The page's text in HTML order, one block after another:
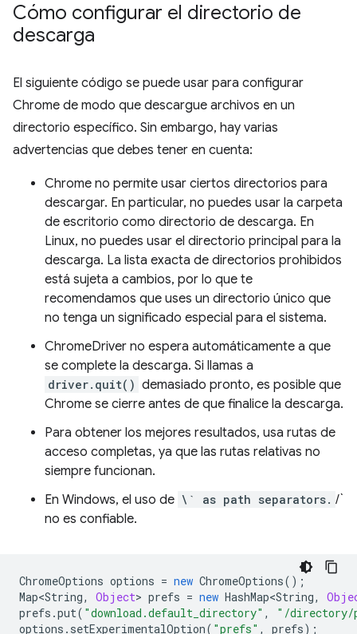
Cómo configurar el directorio de
descarga
El siguiente código se puede usar para configurar
Chrome de modo que descargue archivos en un
directorio específico. Sin embargo, hay varias
advertencias que debes tener en cuenta:
Chrome no permite usar ciertos directorios para
descargar. En particular, no puedes usar la carpeta
de escritorio como directorio de descarga. En
Linux, no puedes usar el directorio principal para la
descarga. La lista exacta de directorios prohibidos
está sujeta a cambios, por lo que te
recomendamos que uses un directorio único que
no tenga un significado especial para el sistema.
ChromeDriver no espera automáticamente a que
se complete la descarga. Si llamas a
driver.quit() demasiado pronto, es posible que
Chrome se cierre antes de que finalice la descarga.
Para obtener los mejores resultados, usa rutas de
acceso completas, ya que las rutas relativas no
siempre funcionan.
En Windows, el uso de \` as path separators. /`
no es confiable.
ChromeOptions options = new ChromeOptions();
Map<String, Object> prefs = new HashMap<String,
prefs .put( "download.default_directory" ,
"/directory/
options . setExperimentalOption( "prefs" , prefs);